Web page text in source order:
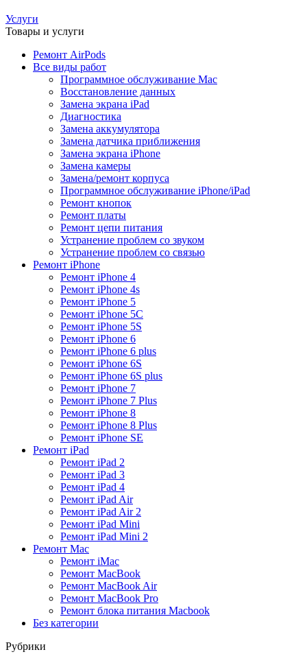
Услуги
Товары и услуги
Ремонт AirPods
Все виды работ
Программное обслуживание Mac
Восстановление данных
Замена экрана iPad
Диагностика
Замена аккумулятора
Замена датчика приближения
Замена экрана iPhone
Замена камеры
Замена/ремонт корпуса
Программное обслуживание iPhone/iPad
Ремонт кнопок
Ремонт платы
Ремонт цепи питания
Устранение проблем со звуком
Устранение проблем со связью
Ремонт iPhone
Ремонт iPhone 4
Ремонт iPhone 4s
Ремонт iPhone 5
Ремонт iPhone 5C
Ремонт iPhone 5S
Ремонт iPhone 6
Ремонт iPhone 6 plus
Ремонт iPhone 6S
Ремонт iPhone 6S plus
Ремонт iPhone 7
Ремонт iPhone 7 Plus
Ремонт iPhone 8
Ремонт iPhone 8 Plus
Ремонт iPhone SE
Ремонт iPad
Ремонт iPad 2
Ремонт iPad 3
Ремонт iPad 4
Ремонт iPad Air
Ремонт iPad Air 2
Ремонт iPad Mini
Ремонт iPad Mini 2
Ремонт Mac
Ремонт iMac
Ремонт MacBook
Ремонт MacBook Air
Ремонт MacBook Pro
Ремонт блока питания Macbook
Без категории
Рубрики